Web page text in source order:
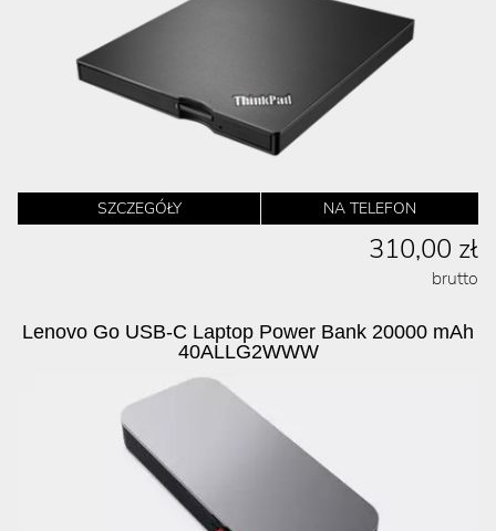
SZCZEGÓŁY NA TELEFON
310,00 zł
brutto
Lenovo Go USB-C Laptop Power Bank 20000 mAh
40ALLG2WWW